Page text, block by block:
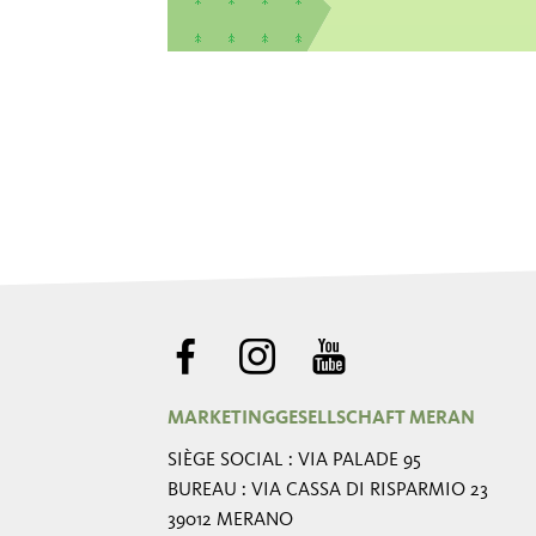
MARKETINGGESELLSCHAFT MERAN
SIÈGE SOCIAL : VIA PALADE 95
BUREAU : VIA CASSA DI RISPARMIO 23
39012 MERANO